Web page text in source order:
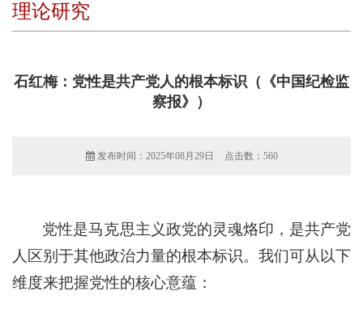
理论研究
石红梅：党性是共产党人的根本标识（《中国纪检监
察报》）
发布时间：2025年08月29日 点击数： 560
党性是马克思主义政党的灵魂烙印，是共产党
人区别于其他政治力量的根本标识。我们可从以下
维度来把握党性的核心意蕴：